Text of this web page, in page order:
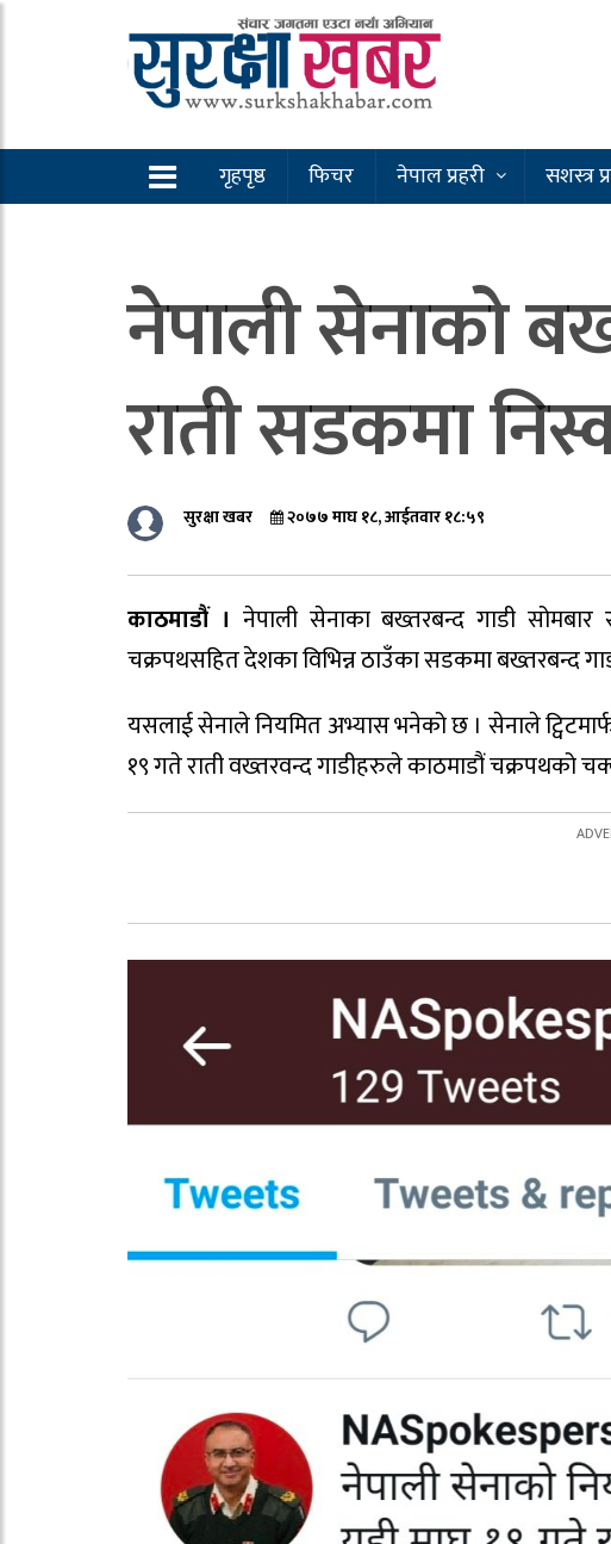
गृहपृष्ठ फिचर नेपाल प्रहरी सशस्त्र
नेपाली सेनाको
राती सडकमा
सुरक्षा खबर २०७७ माघ १८, आईतवार १८:५९
काठमाडौं । नेपाली सेनाका बख्तरबन्द गाडी
चक्रपथसहित देशका विभिन्न ठाउँका सडकमा बख्तरबन्द
यसलाई सेनाले नियमित अभ्यास भनेको छ । सेनाले
१९ गते राती वख्तरवन्द गाडीहरुले काठमाडौं चक्रपथको